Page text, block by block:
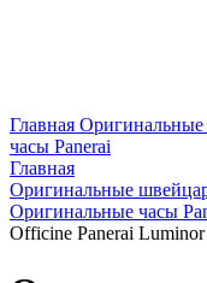
Главная Оригинальные
часы Panerai
Главная
Оригинальные
Оригинальные часы
Officine Panerai